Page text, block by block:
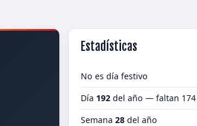
Estadísticas
No es día festivo
Día 192 del año — faltan 174
Semana 28 del año